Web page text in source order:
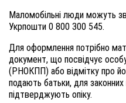
Маломобільні люди можуть
Укрпошти 0 800 300 545.
Для оформлення потрібно
документ, що посвідчує
(РНОКПП) або відмітку про
подають батьки, для
підтверджують опіку.